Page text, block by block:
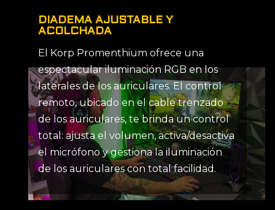
DIADEMA AJUSTABLE Y
ACOLCHADA
El Korp Promenthium ofrece una
espectacular iluminación RGB en los
laterales de los auriculares. El control
remoto, ubicado en el cable trenzado
de los auriculares, te brinda un control
total: ajusta el volumen, activa/desactiva
el micrófono y gestiona la iluminación
de los auriculares con total facilidad.